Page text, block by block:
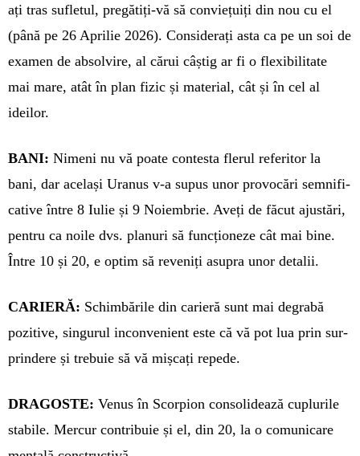
ați tras sufletul, pregătiți-vă să conviețuiți din nou cu el
(până pe 26 Aprilie 2026). Considerați asta ca pe un soi de
exa­men de absolvire, al cărui câștig ar fi o flexibilitate
mai mare, atât în plan fizic și material, cât și în cel al
ideilor.
BANI: Nimeni nu vă poate contesta fle­rul referitor la
bani, dar același Ura­nus v-a supus unor provocări semnifi­
ca­tive între 8 Iulie și 9 Noiembrie. Aveți de făcut ajustări,
pentru ca noile dvs. planuri să funcționeze cât mai bine.
Între 10 și 20, e optim să reveniți asupra unor detalii.
CARIERĂ: Schimbările din carieră sunt mai degrabă
pozitive, singurul inconvenient este că vă pot lua prin sur­
prindere și trebuie să vă mișcați repede.
DRAGOSTE: Venus în Scorpion con­solidează cuplurile
stabile. Mercur contribuie și el, din 20, la o comu­nicare